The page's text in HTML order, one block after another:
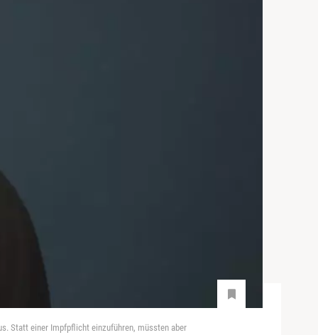
Statt einer Impfpflicht einzuführen, müssten aber